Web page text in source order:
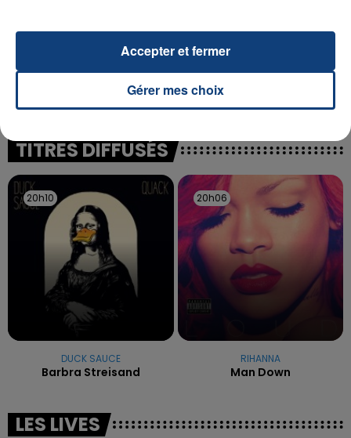
UNE ADOLESCENTE DEVANT SE FAIRE
OPÉRER DE LA CHEVILLE RESSORT DE LA...
La famille a porté plainte contre la clinique qui a
excuses.
TITRES DIFFUSÉS
20h10
20h10
DUCK SAUCE
Barbra Streisand
20h06
20h06
RIHANNA
Man Down
LES LIVES
Gérer mes choix
Accepter et fermer